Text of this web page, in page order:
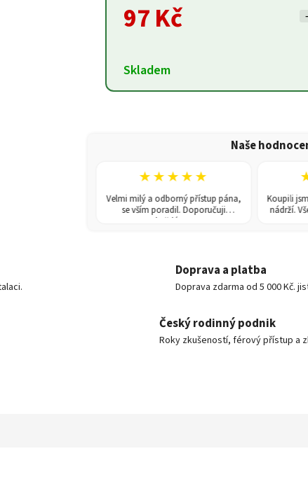
97 Kč
Skladem
Naše
★★★★★
Velmi milý a odborný přístup pána,
se vším poradil. Doporučuji
každému!
Koupili jsme
nádrží. Vše
Doprava a platba
Doprava zdarma od 5 000 Kč.
Český rodinný podnik
Roky zkušeností, férový přístup a